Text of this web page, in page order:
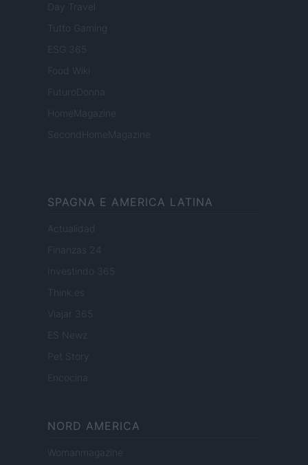
Day Travel
Tutto Gaming
ESG 365
Food Wiki
FuturoDonna
HomeMagazine
SecondHomeMagazine
SPAGNA E AMERICA LATINA
Actualidad
Finanzas 24
Investindo 365
Think.es
Viajar 365
ES Newz
Encocina
NORD AMERICA
Womanmagazine